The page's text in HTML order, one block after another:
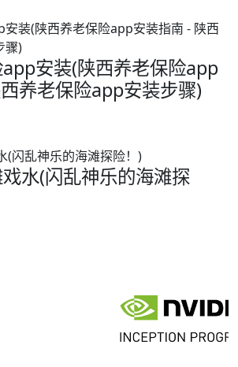
安装(陕西养老保险app
养老保险app安装步骤)
水(闪乱神乐的海滩探